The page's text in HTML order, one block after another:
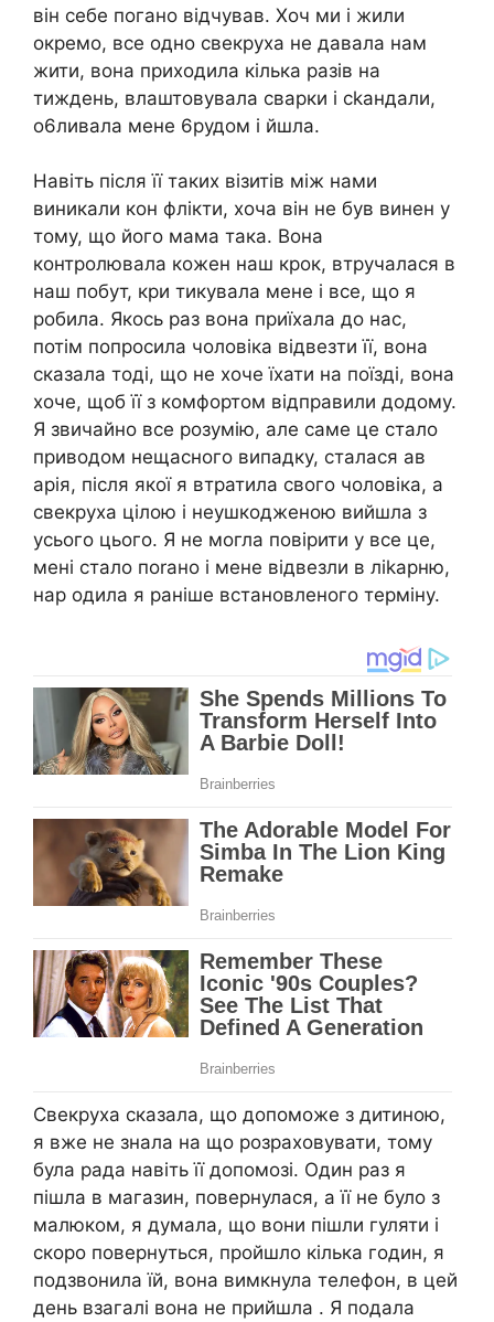
він себе погано відчував. Хоч ми і жили
окремо, все одно свекруха не давала нам
жити, вона приходила кілька разів на
тиждень, влаштовувала сварки і сkандали,
о6ливала мене 6рудом і йшла.
Навіть після її таких візитів між нами
виникали кон флікти, хоча він не був винен у
тому, що його мама така. Вона
контролювала кожен наш крок, втручалася в
наш побут, кри тикувала мене і все, що я
робила. Якось раз вона приїхала до нас,
потім попросила чоловіка відвезти її, вона
сказала тоді, що не хоче їхати на поїзді, вона
хоче, щоб її з комфортом відправили додому.
Я звичайно все розумію, але саме це стало
приводом нещасного випадку, сталася ав
арія, після якої я втратила свого чоловіка, а
свекруха цілою і неушкодженою вийшла з
усього цього. Я не могла повірити у все це,
мені стало поrано і мене відвезли в ліkарню,
нар одила я раніше встановленого терміну.
Свекруха сказала, що допоможе з дитиною,
я вже не знала на що розраховувати, тому
була рада навіть її допомозі. Один раз я
пішла в магазин, повернулася, а її не було з
малюком, я думала, що вони пішли гуляти і
скоро повернуться, пройшло кілька годин, я
подзвонила їй, вона вимкнула телефон, в цей
день взагалі вона не прийшла . Я подала